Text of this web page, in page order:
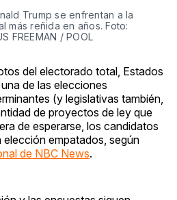
Trump se enfrentan a la
más reñida en años. Foto:
FREEMAN / POOL
del electorado total, Estados
de las elecciones
(y legislativas también,
de proyectos de ley que
de esperarse, los candidatos
elección empatados, según
de NBC News.